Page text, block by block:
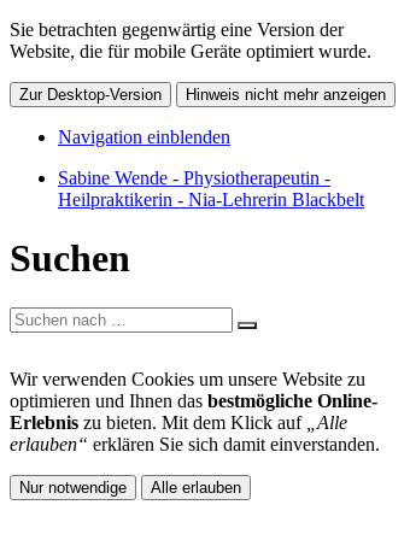
Sie betrachten gegenwärtig eine Version der
Website, die für mobile Geräte optimiert wurde.
Zur Desktop-Version Hinweis nicht mehr anzeigen
Navigation einblenden
Sabine Wende - Physiotherapeutin -
Heilpraktikerin - Nia-Lehrerin Blackbelt
Suchen
Wir verwenden Cookies um unsere Website zu
optimieren und Ihnen das bestmögliche Online-
Erlebnis zu bieten. Mit dem Klick auf
„Alle
erlauben“ erklären Sie sich damit einverstanden.
Nur notwendige Alle erlauben